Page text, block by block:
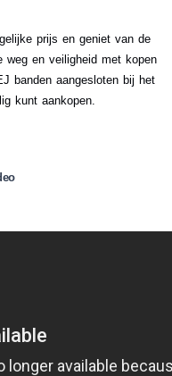
prijs en geniet van de
weg en veiligheid met kopen
banden aangesloten bij het
kunt aankopen.